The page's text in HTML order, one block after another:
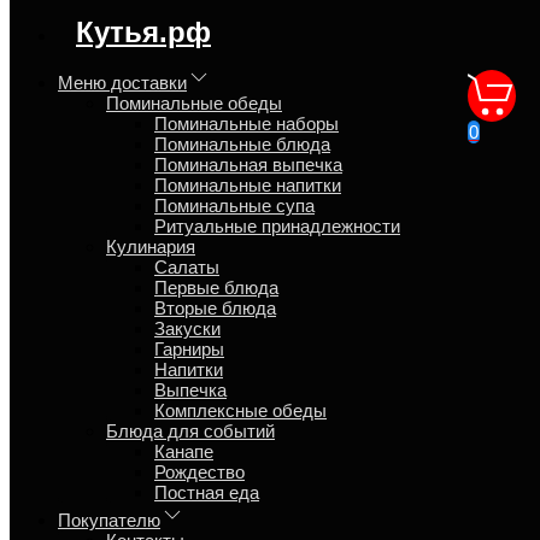
Синтаксическая ошибка в блоке
speed_kutya.top_banner_content
Кутья.рф
Меню доставки
Поминальные обеды
Поминальные наборы
Поминальные блюда
Поминальная выпечка
Поминальные напитки
Поминальные супа
Ритуальные принадлежности
Кулинария
Салаты
Первые блюда
Вторые блюда
Закуски
Гарниры
Напитки
Выпечка
Комплексные обеды
Блюда для событий
Канапе
Рождество
Постная еда
Покупателю
0
Блюда на поминки |
Доставка
18 марта 2010
Традиционные готовые блюда на
Поминальные блюда для поминок дома, заказывайте на